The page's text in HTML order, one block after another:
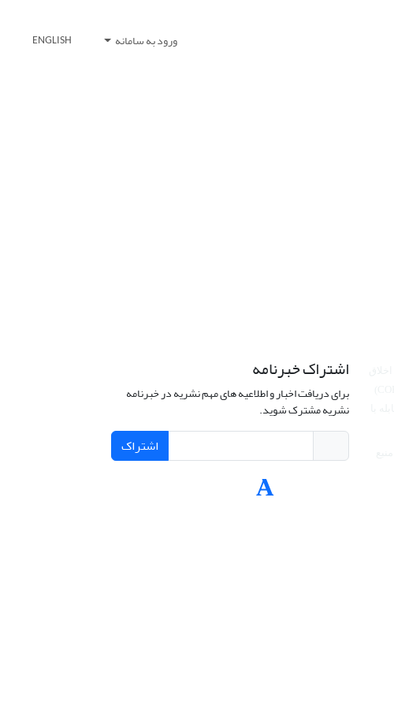
ورود به سامانه ENGLISH
اشتراک خبرنامه
برای دریافت اخبار و اطلاعیه های مهم نشریه در خبرنامه
نشریه مشترک شوید.
اشتراک